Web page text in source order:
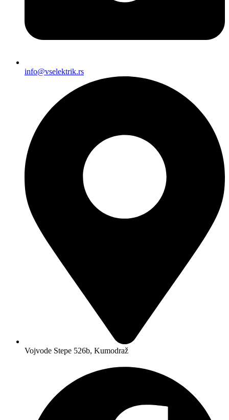
info@vselektrik.rs
Vojvode Stepe 526b, Kumodraž